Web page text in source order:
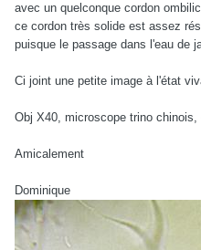
avec un quelconque cordon
ce cordon très solide est assez
puisque le passage dans l'eau de
Ci joint une petite image à l'état
Obj X40, microscope trino chinois,
Amicalement
Dominique